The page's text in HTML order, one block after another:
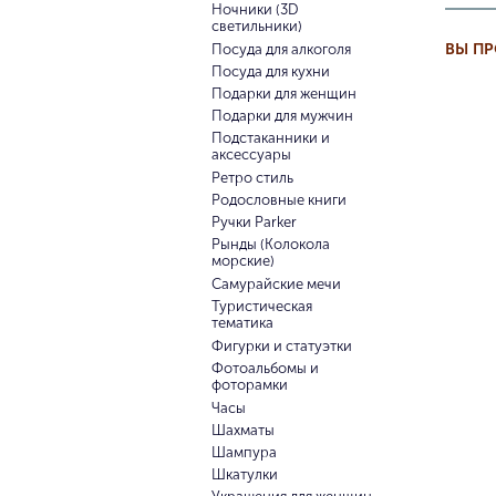
Ночники (3D
светильники)
Посуда для алкоголя
Посуда для кухни
Подарки для женщин
Подарки для мужчин
Подстаканники и
аксессуары
Ретро стиль
Родословные книги
Ручки Parker
Рынды (Колокола
морские)
Самурайские мечи
Туристическая
тематика
Фигурки и статуэтки
Фотоальбомы и
фоторамки
Часы
Шахматы
Шампура
Шкатулки
ВЫ